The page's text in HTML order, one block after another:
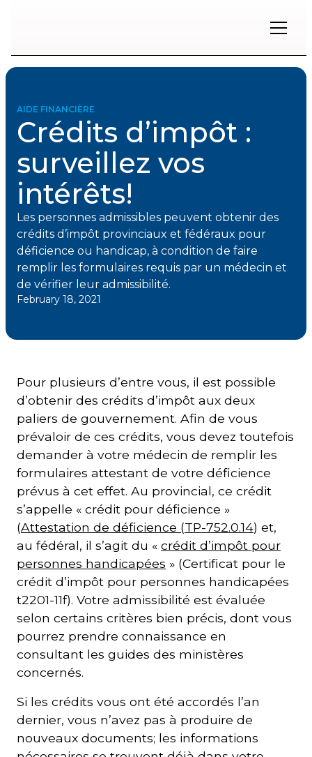
AIDE FINANCIÈRE
Crédits d’impôt :
surveillez vos
intérêts!
Les personnes admissibles peuvent obtenir des
crédits d’impôt provinciaux et fédéraux pour
déficience ou handicap, à condition de faire
remplir les formulaires requis par un médecin et
de vérifier leur admissibilité.
February 18, 2021
Pour plusieurs d’entre vous, il est possible
d’obtenir des crédits d’impôt aux deux
paliers de gouvernement. Afin de vous
prévaloir de ces crédits, vous devez toutefois
demander à votre médecin de remplir les
formulaires attestant de votre déficience
prévus à cet effet. Au provincial, ce crédit
s’appelle « crédit pour déficience »
(Attestation de déficience (TP-752.0.14) et,
au fédéral, il s’agit du « crédit d’impôt pour
personnes handicapées » (Certificat pour le
crédit d’impôt pour personnes handicapées
t2201-11f). Votre admissibilité est évaluée
selon certains critères bien précis, dont vous
pourrez prendre connaissance en
consultant les guides des ministères
concernés.
Si les crédits vous ont été accordés l’an
dernier, vous n’avez pas à produire de
nouveaux documents; les informations
Restons
en
contact
Inscrivez-
vous
à
notre
infolettre
pour
à
l'affût
des
nouveautés.
Prénom
Lien
la
FK
*
M'inscrire